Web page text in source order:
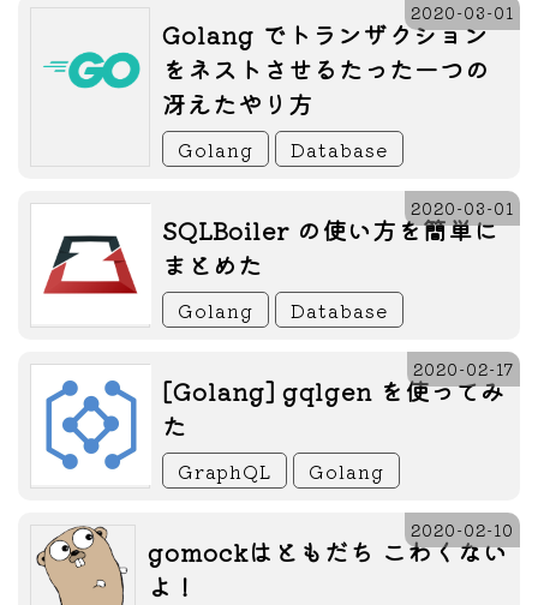
Golang でトランザクション
をネストさせるたった一つの
冴えたやり方
2020-03-01
Golang Database
SQLBoiler の使い方を簡単に
まとめた
2020-03-01
Golang Database
[Golang] gqlgen を使ってみ
た
2020-02-17
GraphQL Golang
gomockはともだち こわくない
よ！
2020-02-10